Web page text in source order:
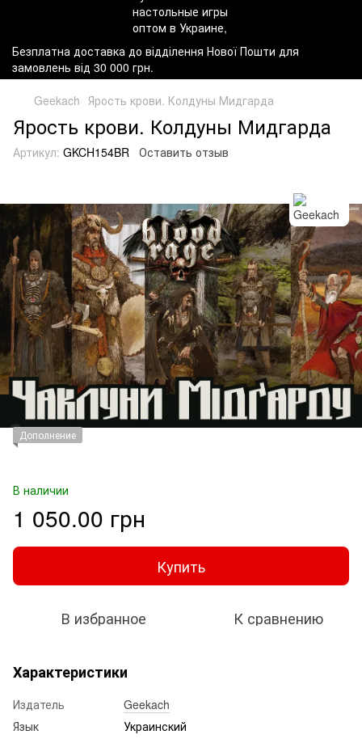
Безплатна доставка до відділення Нової Пошти для
замовлень від 30 000 грн.
Geekach Ярость крови. Колдуны Мидгарда
Ярость крови. Колдуны Мидгарда
Артикул: GKCH154BR Оставить отзыв
Дополнение
В наличии
1 050.00 грн
Купить
В избранное К сравнению
Характеристики
Издатель
Geekach
Язык
Украинский